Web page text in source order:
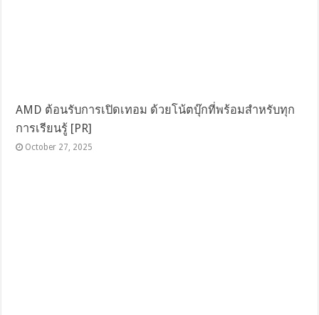
AMD ต้อนรับการเปิดเทอม ด้วยโน้ตบุ๊กที่พร้อมสำหรับทุก
การเรียนรู้ [PR]
October 27, 2025